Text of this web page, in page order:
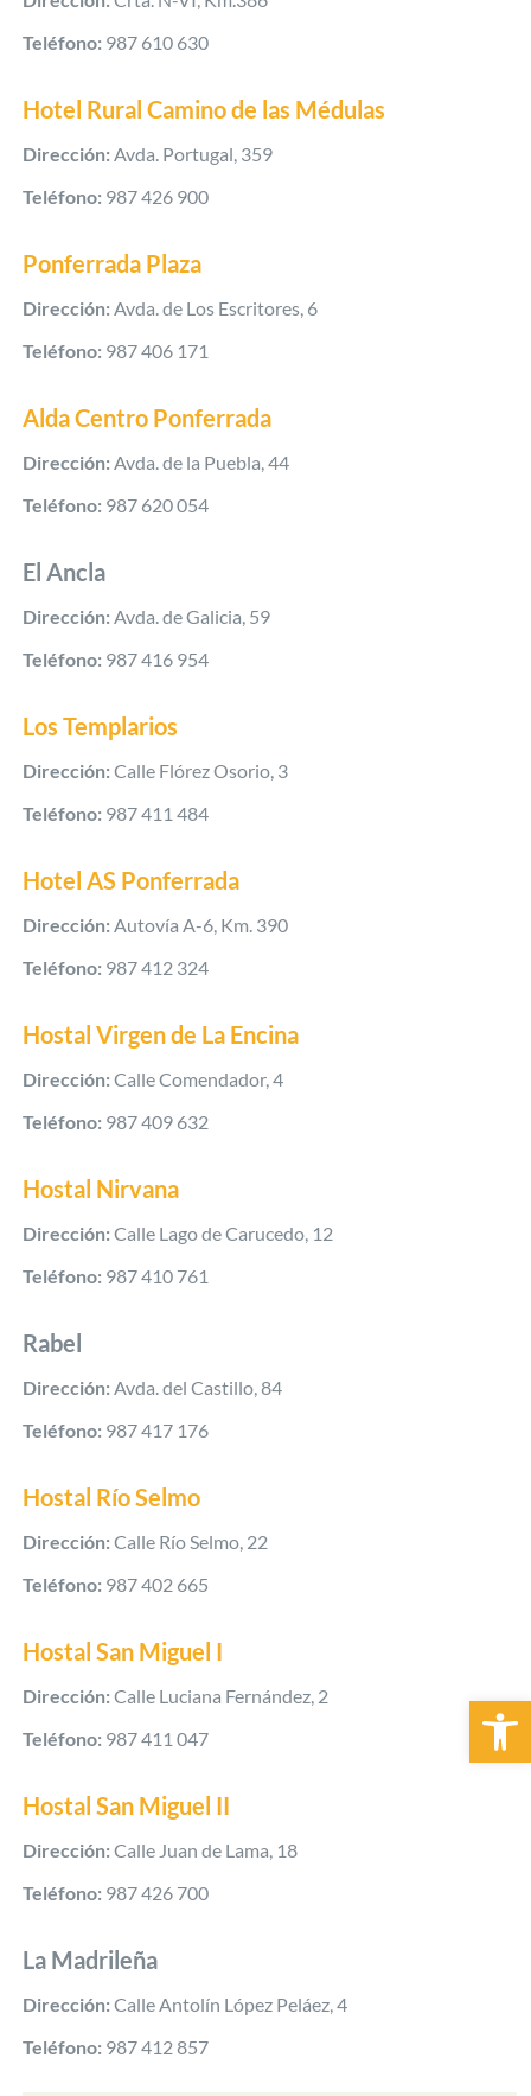
Abrir
Teléfono: 987 610 630
Hotel Rural Camino de las Médulas
Dirección:Avda. Portugal, 359
Teléfono: 987 426 900
Ponferrada Plaza
Dirección:Avda. de Los Escritores, 6
Teléfono: 987 406 171
Alda Centro Ponferrada
Dirección:Avda. de la Puebla, 44
Teléfono: 987 620 054
El Ancla
Dirección:Avda. de Galicia, 59
Teléfono: 987 416 954
Los Templarios
Dirección: Calle Flórez Osorio, 3
Teléfono: 987 411 484
Hotel AS Ponferrada
Dirección:Autovía A-6, Km. 390
Teléfono: 987 412 324
Hostal Virgen de La Encina
Dirección: Calle Comendador, 4
Teléfono: 987 409 632
Hostal Nirvana
Dirección:Calle Lago de Carucedo, 12
Teléfono: 987 410 761
Rabel
Dirección:Avda. del Castillo, 84
Teléfono: 987 417 176
Hostal Río Selmo
Dirección:Calle Río Selmo, 22
Teléfono: 987 402 665
Hostal San Miguel I
Dirección:Calle Luciana Fernández, 2
Teléfono: 987 411 047
Hostal San Miguel II
Dirección:Calle Juan de Lama, 18
Teléfono: 987 426 700
La Madrileña
Dirección:Calle Antolín López Peláez, 4
Teléfono: 987 412 857